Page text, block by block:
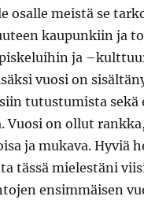
osalle meistä se
kaupunkiin ja
ja
vuosi on
tutustumista sekä
Vuosi on ollut
ja mukava. Hyviä
tässä mielestäni
ensimmäisen